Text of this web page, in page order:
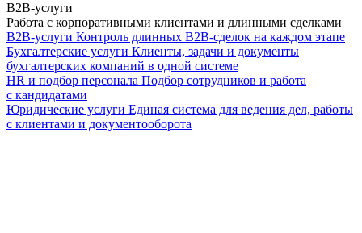
B2B-услуги
Работа с корпоративными клиентами и длинными сделками
B2B-услуги Контроль длинных B2B-сделок на каждом этапе
Бухгалтерские услуги Клиенты, задачи и документы
бухгалтерских компаний в одной системе
HR и подбор персонала Подбор сотрудников и работа
с кандидатами
Юридические услуги Единая система для ведения дел, работы
с клиентами и документооборота